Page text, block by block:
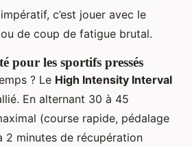
c’est jouer avec le
de coup de fatigue brutal.
pour les sportifs pressés
? Le High Intensity Interval
En alternant 30 à 45
(course rapide, pédalage
2 minutes de récupération